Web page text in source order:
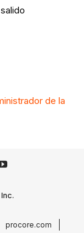
de la
procore.com